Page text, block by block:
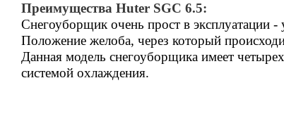
Преимущества Huter SGC 6.5:
Снегоуборщик очень прост в эксплуатации -
Положение желоба, через который
Данная модель снегоуборщика имеет
системой охлаждения.